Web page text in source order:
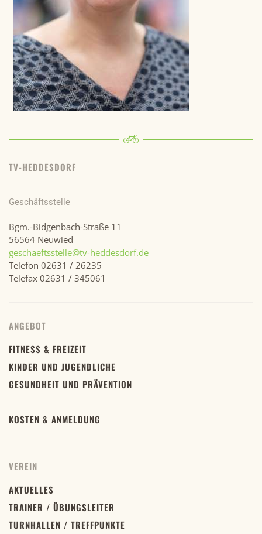
TV-HEDDESDORF
Geschäftsstelle
Bgm.-Bidgenbach-Straße 11
56564 Neuwied
geschaeftsstelle@tv-heddesdorf.de
Telefon 02631 / 26235
Telefax 02631 / 345061
ANGEBOT
FITNESS & FREIZEIT
KINDER UND JUGENDLICHE
GESUNDHEIT UND PRÄVENTION
KOSTEN & ANMELDUNG
VEREIN
AKTUELLES
TRAINER / ÜBUNGSLEITER
TURNHALLEN / TREFFPUNKTE